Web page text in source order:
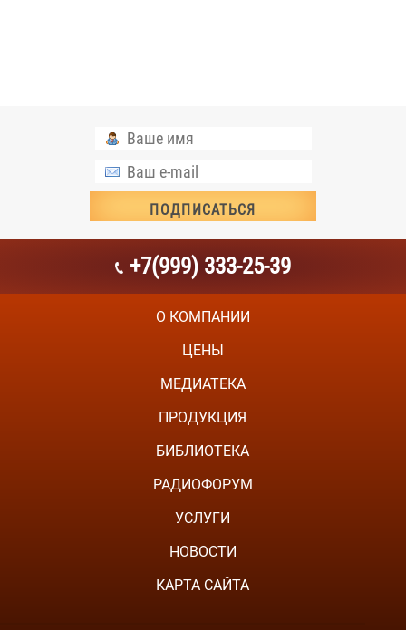
+7(999) 333-25-39
О КОМПАНИИ
ЦЕНЫ
МЕДИАТЕКА
ПРОДУКЦИЯ
БИБЛИОТЕКА
РАДИОФОРУМ
УСЛУГИ
НОВОСТИ
КАРТА САЙТА